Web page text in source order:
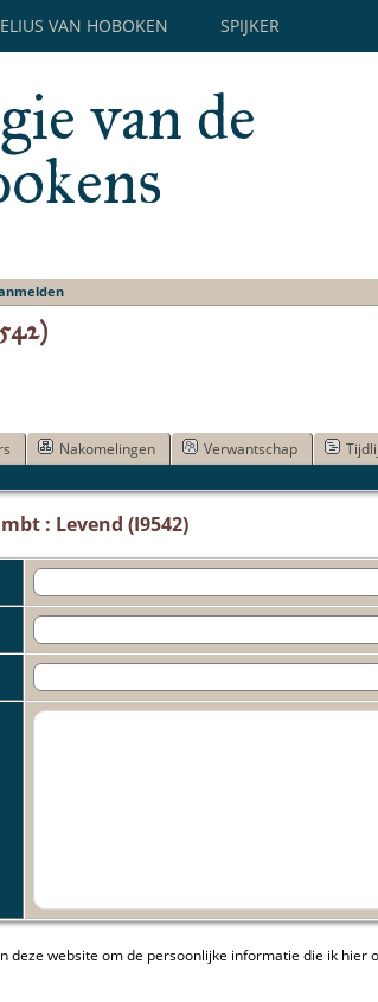
VAN HOBOKEN SPIJKER
van de
Nakomelingen Verwantschap
: Levend (I9542)
deze website om de persoonlijke informatie die ik